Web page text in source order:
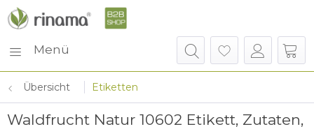
Menü
Übersicht Etiketten
Waldfrucht Natur 10602 Etikett, Zutaten,